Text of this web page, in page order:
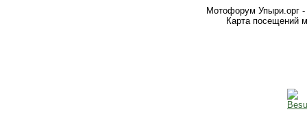
Мотофорум Упыри.орг -
Карта посещений